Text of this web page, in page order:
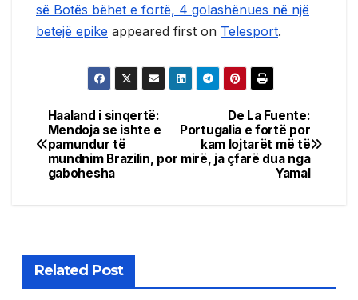
së Botës bëhet e fortë, 4 golashënues në një
betejë epike appeared first on Telesport.
Post
navigation
De La Fuente:
Portugalia e fortë por
kam lojtarët më të
mirë, ja çfarë dua nga
Yamal
Haaland i sinqertë:
Mendoja se ishte e
pamundur të
mundnim Brazilin, por
gabohesha
Related Post